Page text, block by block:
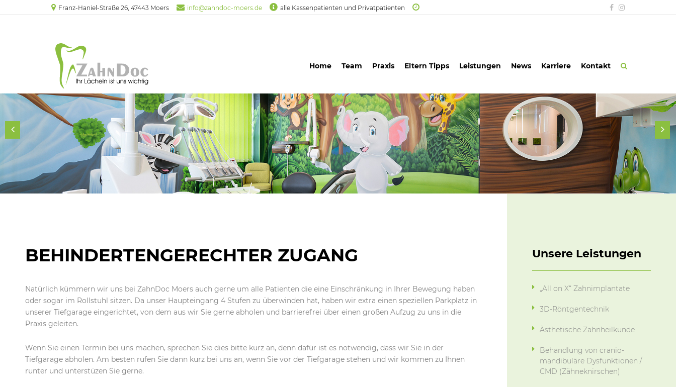
Franz-Haniel-Straße 26, 47443 Moers info@zahndoc-moers.de alle Kassenpatienten und Privatpatienten
Home Team Praxis Eltern Tipps Leistungen News Karriere Kontakt
BEHINDERTENGERECHTER ZUGANG
Natürlich kümmern wir uns bei ZahnDoc Moers auch gerne um alle Patienten die eine Einschränkung in Ihrer Bewegung haben
oder sogar im Rollstuhl sitzen. Da unser Haupteingang 4 Stufen zu überwinden hat, haben wir extra einen speziellen Parkplatz in
unserer Tiefgarage eingerichtet, von dem aus wir Sie gerne abholen und barrierefrei über einen großen Aufzug zu uns in die
Praxis geleiten.
Wenn Sie einen Termin bei uns machen, sprechen Sie dies bitte kurz an, denn dafür ist es notwendig, dass wir Sie in der
Tiefgarage abholen. Am besten rufen Sie dann kurz bei uns an, wenn Sie vor der Tiefgarage stehen und wir kommen zu Ihnen
runter und unterstüzen Sie gerne.
Unsere Leistungen
„All on X“ Zahnimplantate
3D-Röntgentechnik
Ästhetische Zahnheilkunde
Behandlung von cranio-
mandibuläre Dysfunktionen /
CMD (Zähneknirschen)